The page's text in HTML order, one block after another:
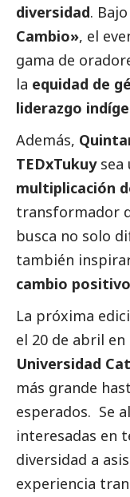
diversidad.
Cambio», el
gama de
la equidad de
liderazgo
Además,
TEDxTukuysea
multiplicación
transformador
busca no solo
también
cambio positivo
La próxima
el 20 de abril en
Universidad
más grande
esperados. Se
interesadas en
diversidad a
experiencia